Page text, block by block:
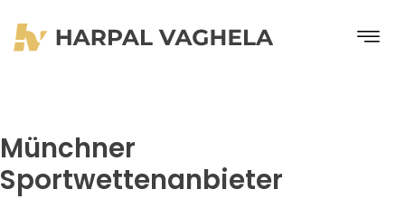
Münchner
Sportwettenanbieter